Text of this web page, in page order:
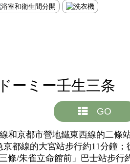
ーミー壬生三条
GO
和京都市營地鐵東西線的二條
京都線的大宮站步行約11分鐘；
條/朱雀立命館前」巴士站步行